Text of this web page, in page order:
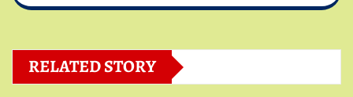
RELATED STORY